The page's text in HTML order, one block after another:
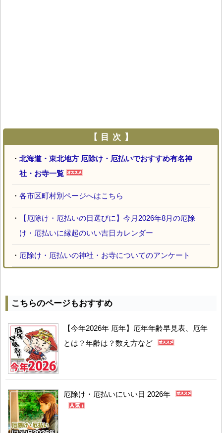
【 目 次 】
・ 北海道・東北地方 厄除け・厄払いでおすすめ有名神
社・お寺一覧
・ 各市区町村別ページへはこちら
・
【厄除け・厄払いの日選びに】今月2026年8月の厄除
け・厄払いに縁起のいい吉日カレンダー
・ 厄除け・厄払いの神社・お寺についてのアンケート
こちらのページもおすすめ
【今年2026年 厄年】厄年年齢早見表、厄年
とは？年齢は？数え方など
厄除け・厄払いにいい日 2026年